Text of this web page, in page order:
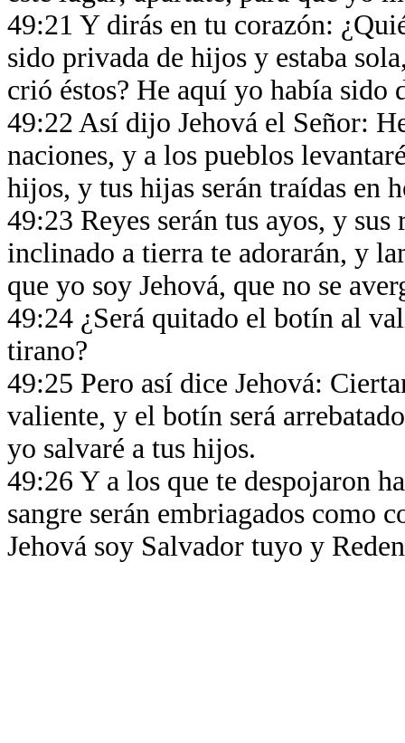
49:21 Y dirás en tu corazón:
sido privada de hijos y estaba
crió éstos? He aquí yo había sido
49:22 Así dijo Jehová el Señor:
naciones, y a los pueblos
hijos, y tus hijas serán traídas en
49:23 Reyes serán tus ayos, y
inclinado a tierra te adorarán, y
que yo soy Jehová, que no se
49:24 ¿Será quitado el botín al
tirano?
49:25 Pero así dice Jehová:
valiente, y el botín será
yo salvaré a tus hijos.
49:26 Y a los que te despojaron
sangre serán embriagados como
Jehová soy Salvador tuyo y